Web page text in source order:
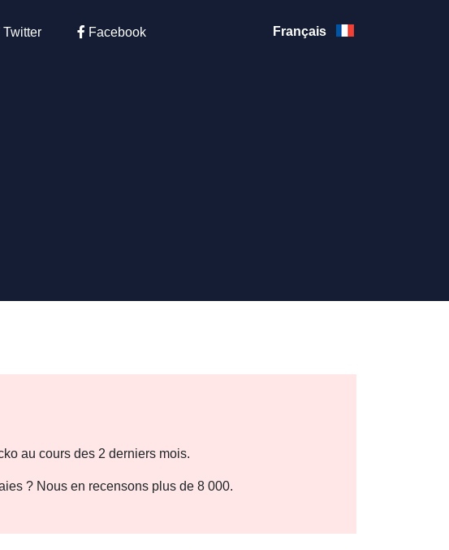
Twitter Facebook Français
au cours des 2 derniers mois.
? Nous en recensons plus de 8 000.